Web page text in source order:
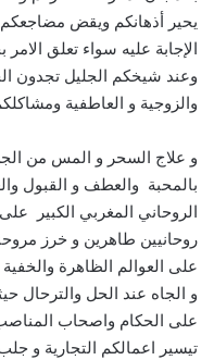
يحير أذهانكم ويقض
الإجابة عليه سواء تعلق
وعند شيخكم الجليل تجدون
والزوجية و العاطفية
و علاج السحر و المس من
بالمحبة والعطف و القبول
الروحاني المغربي الكبير
روحانيين طاهرين و خرز
على العوالم الظاهرة
و الجاه عند الحل والترحال
على الحكام واصحاب
تيسير اعمالكم التجارية و